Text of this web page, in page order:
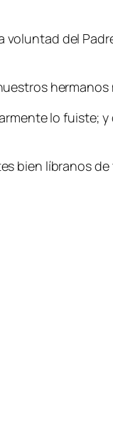
voluntad del
lo fuiste;
bien líbranos